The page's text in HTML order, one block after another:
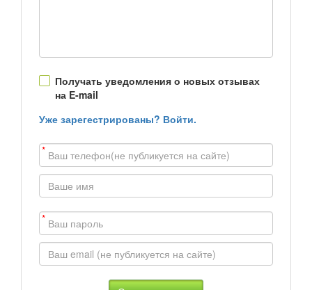
Получать уведомления о новых отзывах
на E-mail
Уже зарегестрированы? Войти.
*
*